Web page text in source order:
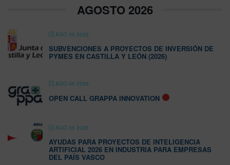
AGOSTO 2026
AGO 06 2026
SUBVENCIONES A PROYECTOS DE INVERSIÓN DE
PYMES EN CASTILLA Y LEÓN (2026)
AGO 06 2026
OPEN CALL GRAPPA INNOVATION
AGO 06 2026
AYUDAS PARA PROYECTOS DE INTELIGENCIA
ARTIFICIAL 2026 EN INDUSTRIA PARA EMPRESAS
DEL PAÍS VASCO